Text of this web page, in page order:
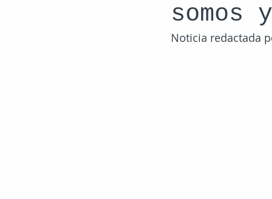
somos
Noticia redactada